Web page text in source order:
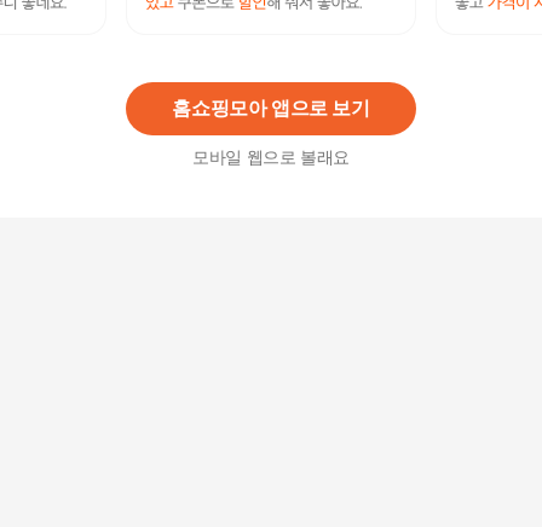
홈쇼핑모아 앱으로 보기
모바일 웹으로 볼래요
삼성 비스포크 그랑데 AI 세탁기 건조기 렌탈 (24k